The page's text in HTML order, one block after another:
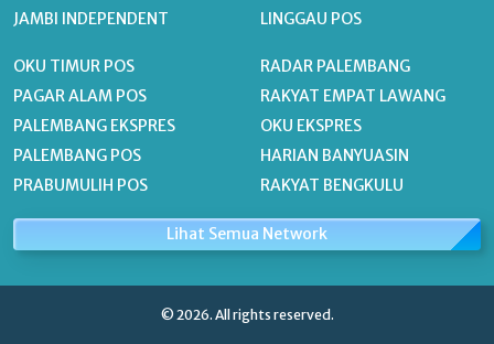
JAMBI INDEPENDENT
LINGGAU POS
OKU TIMUR POS
PAGAR ALAM POS
PALEMBANG EKSPRES
PALEMBANG POS
PRABUMULIH POS
RADAR PALEMBANG
RAKYAT EMPAT LAWANG
OKU EKSPRES
HARIAN BANYUASIN
RAKYAT BENGKULU
Lihat Semua Network
© 2026. All rights reserved.